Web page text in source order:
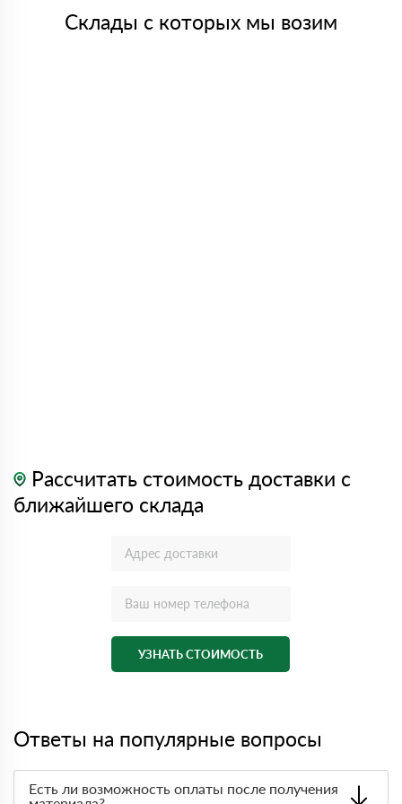
Склады с которых мы возим
Рассчитать стоимость доставки с
ближайшего склада
УЗНАТЬ СТОИМОСТЬ
Ответы на популярные вопросы
Есть ли возможность оплаты после получения